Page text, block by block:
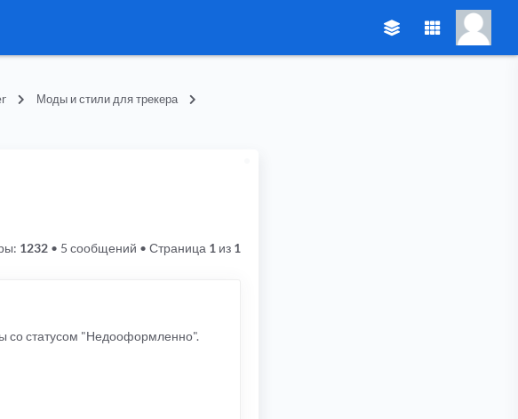
Моды и стили для трекера
5 сообщений • Страница 1 из 1
1232 •
со статусом "Недооформленно".